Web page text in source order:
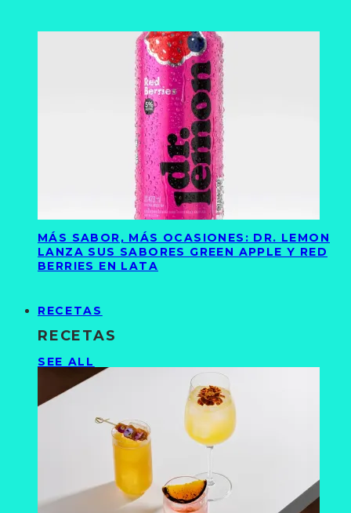
MÁS SABOR, MÁS OCASIONES: DR. LEMON
LANZA SUS SABORES GREEN APPLE Y RED
BERRIES EN LATA
RECETAS
RECETAS
SEE ALL